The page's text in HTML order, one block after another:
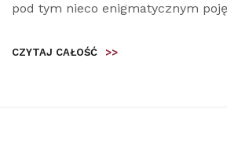
pod tym nieco enigmatycznym
CZYTAJ CAŁOŚĆ >>